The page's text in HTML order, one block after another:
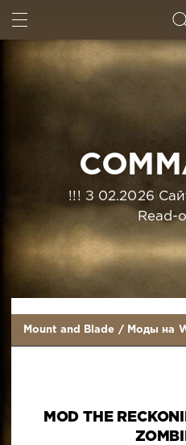
!!! З 02.2026
Read-
Mount and Blade / Моды на
MOD THE